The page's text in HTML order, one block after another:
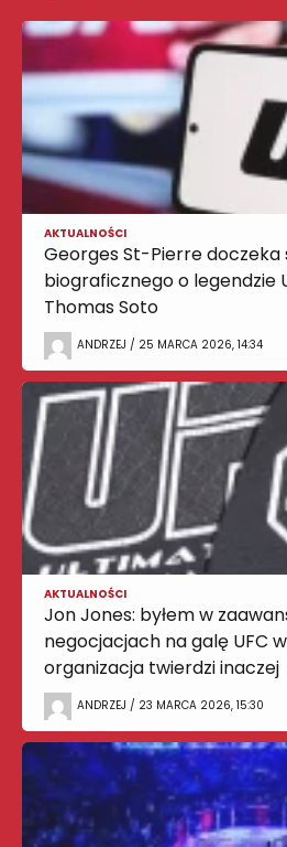
AKTUALNOŚCI
Georges St-Pierre doczeka
biograficznego o legendzie
Thomas Soto
ANDRZEJ / 25 MARCA 2026, 14:34
AKTUALNOŚCI
Jon Jones: byłem w
negocjacjach na galę UFC
organizacja twierdzi inaczej
ANDRZEJ / 23 MARCA 2026, 15:30